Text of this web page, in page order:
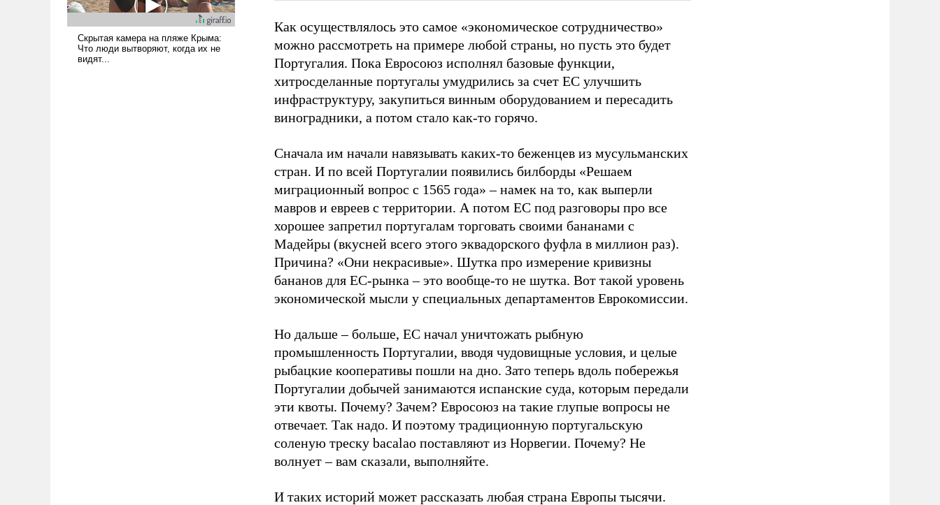
Как осуществлялось это самое «экономическое сотрудничество»
можно рассмотреть на примере любой страны, но пусть это будет
Португалия. Пока Евросоюз исполнял базовые функции,
хитросделанные португалы умудрились за счет ЕС улучшить
инфраструктуру, закупиться винным оборудованием и пересадить
виноградники, а потом стало как-то горячо.
Сначала им начали навязывать каких-то беженцев из мусульманских
стран. И по всей Португалии появились билборды «Решаем
миграционный вопрос с 1565 года» – намек на то, как выперли
мавров и евреев с территории. А потом ЕС под разговоры про все
хорошее запретил португалам торговать своими бананами с
Мадейры (вкусней всего этого эквадорского фуфла в миллион раз).
Причина? «Они некрасивые». Шутка про измерение кривизны
бананов для ЕС-рынка – это вообще-то не шутка. Вот такой уровень
экономической мысли у специальных департаментов Еврокомиссии.
Но дальше – больше, ЕС начал уничтожать рыбную
промышленность Португалии, вводя чудовищные условия, и целые
рыбацкие кооперативы пошли на дно. Зато теперь вдоль побережья
Португалии добычей занимаются испанские суда, которым передали
эти квоты. Почему? Зачем? Евросоюз на такие глупые вопросы не
отвечает. Так надо. И поэтому традиционную португальскую
соленую треску bacalao поставляют из Норвегии. Почему? Не
волнует – вам сказали, выполняйте.
И таких историй может рассказать любая страна Европы тысячи.